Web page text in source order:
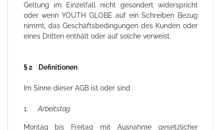
Geltung im Einzelfall nicht gesondert widerspricht
oder wenn YOUTH GLOBE auf ein Schreiben Bezug
nimmt, das Geschäftsbedingungen des Kunden oder
eines Dritten enthält oder auf solche verweist.
§ 2 Definitionen
Im Sinne dieser AGB ist oder sind
1. Arbeitstag
Montag bis Freitag mit Ausnahme gesetzlicher